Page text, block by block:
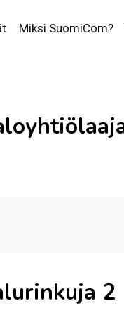
Miksi SuomiCom?
2